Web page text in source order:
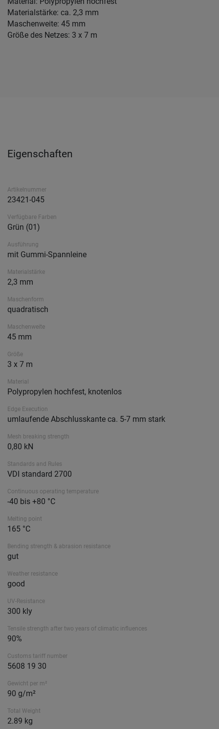
Materialstärke: ca. 2,3 mm
Maschenweite: 45 mm
Größe des Netzes: 3 x 7 m
Eigenschaften
Artikelnummer
23421-045
Verfügbare Farben
Grün (01)
Ausführung
mit Gummi-Spannleine
Materialstärke
2,3 mm
Maschenform
quadratisch
Maschenweite
45 mm
Größe
3 x 7 m
Material
Polypropylen hochfest, knotenlos
Edge Execution
umlaufende Abschlusskante ca. 5-7 mm stark
Mesh breaking strength
0,80 kN
Standards and Rules
VDI standard 2700
Continuous operating temperature
-40 bis +80 °C
Melting point
165 °C
Bending strength & abrasion resistance
gut
Weather resistance
good
UV-Resistance
300 kly
Tensile strength after two years of climatic influences
90%
Customs tariff number
5608 19 30
Gewicht per m²
90 g/m²
Total Weight
2.89 kg